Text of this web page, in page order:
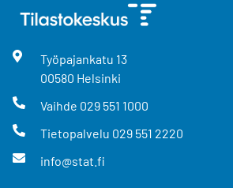
Työpajankatu 13
00580 Helsinki
Vaihde 029 551 1000
Tietopalvelu 029 551 2220
info@stat.fi